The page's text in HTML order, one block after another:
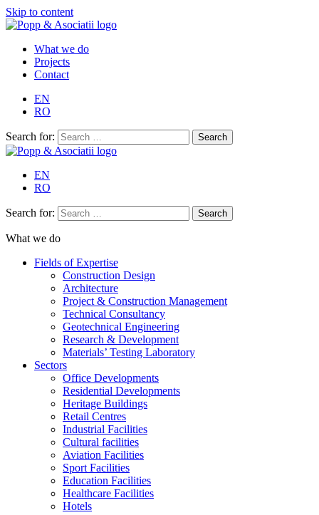
Skip to content
What we do
Projects
Contact
EN
RO
Search for:
EN
RO
Search for:
What we do
Fields of Expertise
Construction Design
Architecture
Project & Construction Management
Technical Consultancy
Geotechnical Engineering
Research & Development
Materials’ Testing Laboratory
Sectors
Office Developments
Residential Developments
Heritage Buildings
Retail Centres
Industrial Facilities
Cultural facilities
Aviation Facilities
Sport Facilities
Education Facilities
Healthcare Facilities
Hotels